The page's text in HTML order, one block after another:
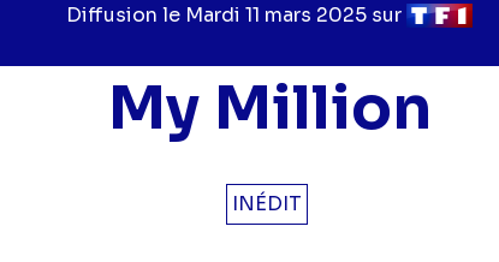
Diffusion le Jour
diffusion
Mardi 11 mars 2025 surChaîne
diffusion
My Million
INÉDIT